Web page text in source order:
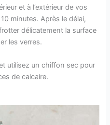
et à l’extérieur de vos
minutes. Après le délai,
délicatement la surface
les verres.
utilisez un chiffon sec pour
de calcaire.